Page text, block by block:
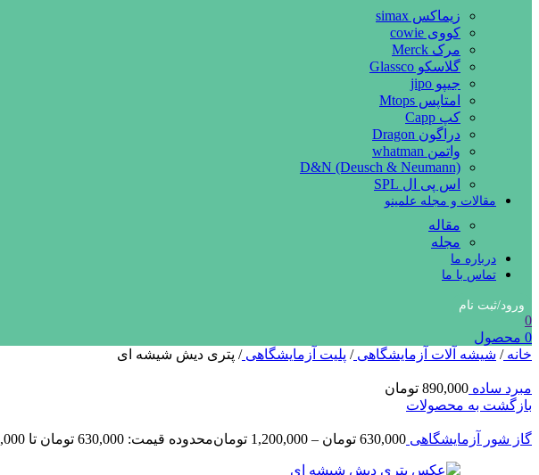
زیماکس simax
کووی cowie
مرک Merck
گلاسکو Glassco
جیپو jipo
امتاپس Mtops
کپ Capp
دراگون Dragon
واتمن whatman
D&N (Deusch & Neumann)
اس پی ال SPL
مقالات و مجله علمینو
مقاله
مجله
درباره ما
تماس با ما
ورود/ثبت نام
0
0 محصول
خانه/ شیشه آلات آزمایشگاهی/ پلیت آزمایشگاهی/ پتری دیش شیشه ای
مبرد ساده 890,000 تومان
بازگشت به محصولات
گاز شور آزمایشگاهی 630,000 تومان –
1,200,000 تومانمحدوده قیمت: 630,000 تومان تا 1,200,000 تومان